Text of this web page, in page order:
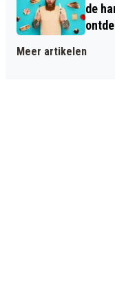
de
Meer artikelen